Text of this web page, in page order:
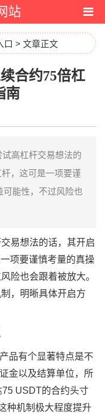
站
口 > 文章正文
合约75倍杠
南
高杠杆交易想法的
，这可是一项要谨
能性，不过风险也
易想法的话，其开启
项要谨慎考量的真操
险也会跟着被放大。
，明晰具体开启方
品有个显著特点是不
金以及结算单位，所
USDT的合约头寸
种机制极大程度提升